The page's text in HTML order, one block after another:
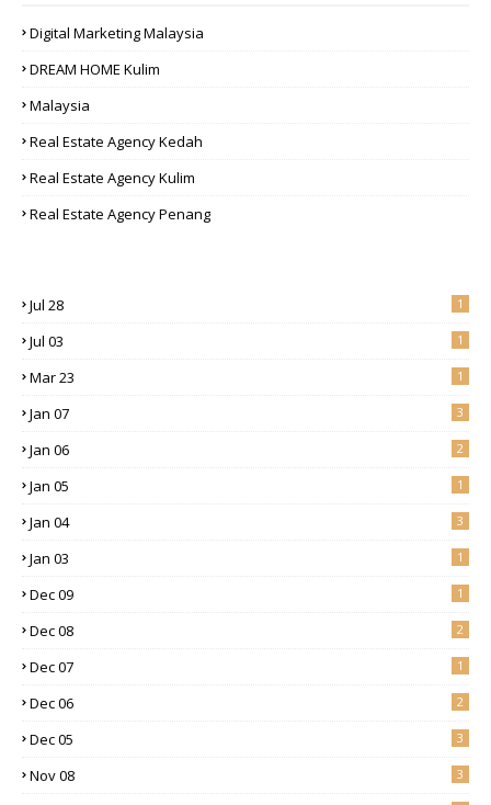
Digital Marketing Malaysia
DREAM HOME Kulim
Malaysia
Real Estate Agency Kedah
Real Estate Agency Kulim
Real Estate Agency Penang
Jul 28 1
Jul 03 1
Mar 23 1
Jan 07 3
Jan 06 2
Jan 05 1
Jan 04 3
Jan 03 1
Dec 09 1
Dec 08 2
Dec 07 1
Dec 06 2
Dec 05 3
Nov 08 3